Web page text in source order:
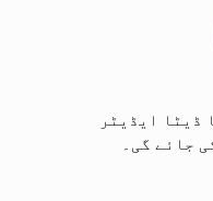
ڈیٹا ایڈیٹر
جائے گی۔